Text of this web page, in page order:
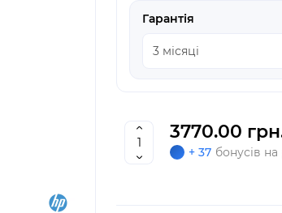
Гарантія
3770.00
+ 37 бонусів